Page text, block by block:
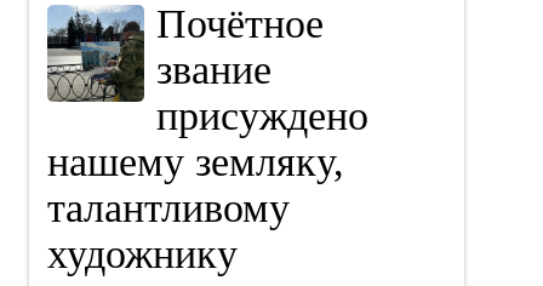
Почётное
звание
присуждено
нашему земляку,
талантливому
художнику